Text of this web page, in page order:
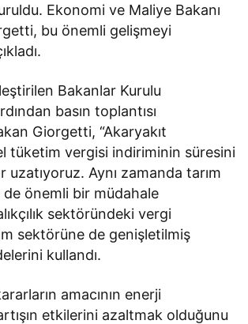
Ekonomi ve Maliye Bakanı
bu önemli gelişmeyi
Bakanlar Kurulu
basın toplantısı
Giorgetti, “Akaryakıt
tüketim vergisi indiriminin süresini
uzatıyoruz. Aynı zamanda tarım
önemli bir müdahale
sektöründeki vergi
sektörüne de genişletilmiş
kullandı.
amacının enerji
etkilerini azaltmak olduğunu